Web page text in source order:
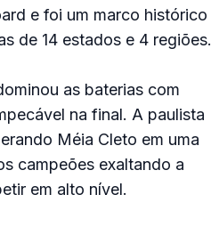
e foi um marco histórico
de 14 estados e 4 regiões.
as baterias com
na final. A paulista
Méia Cleto em uma
campeões exaltando a
em alto nível.